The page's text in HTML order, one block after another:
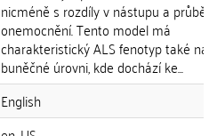
nicméně s rozdíly v nástupu a
onemocnění. Tento model má
charakteristický ALS fenotyp také na
buněčné úrovni, kde dochází ke...
English